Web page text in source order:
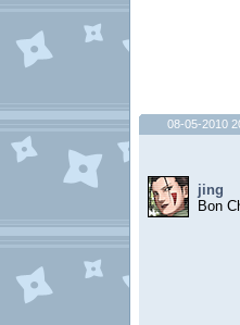
08-05-2010
jing
Bon